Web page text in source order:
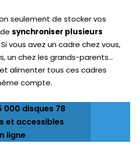
seulement de stocker vos
synchroniser plusieurs
Si vous avez un cadre chez vous,
un chez les grands-parents…
alimenter tous ces cadres
compte.
000 disques 78
et accessibles
ligne